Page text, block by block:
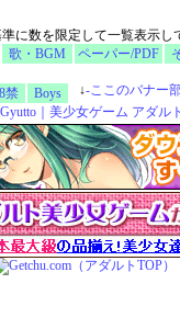
に数を限定して一覧表示し
歌・BGM ペーパー/PDF
禁 Boys ↓-ここのバナー